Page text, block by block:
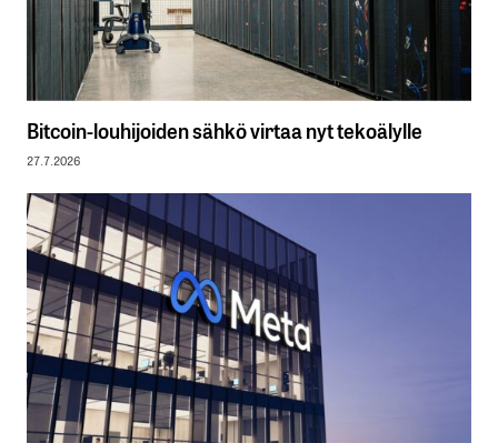
Bitcoin-louhijoiden sähkö virtaa nyt tekoälylle
27.7.2026